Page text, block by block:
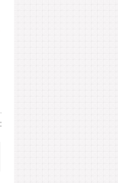
: